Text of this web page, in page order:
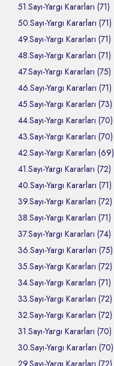
51.Sayı-Yargı Kararları (71)
50.Sayı-Yargı Kararları (71)
49.Sayı-Yargı Kararları (71)
48.Sayı-Yargı Kararları (71)
47.Sayı-Yargı Kararları (75)
46.Sayı-Yargı Kararları (71)
45.Sayı-Yargı Kararları (73)
44.Sayı-Yargı Kararları (70)
43.Sayı-Yargı Kararları (70)
42.Sayı-Yargı Kararları (69)
41.Sayı-Yargı Kararları (72)
40.Sayı-Yargı Kararları (71)
39.Sayı-Yargı Kararları (72)
38.Sayı-Yargı Kararları (71)
37.Sayı-Yargı Kararları (74)
36.Sayı-Yargı Kararları (75)
35.Sayı-Yargı Kararları (72)
34.Sayı-Yargı Kararları (71)
33.Sayı-Yargı Kararları (72)
32.Sayı-Yargı Kararları (72)
31.Sayı-Yargı Kararları (70)
30.Sayı-Yargı Kararları (70)